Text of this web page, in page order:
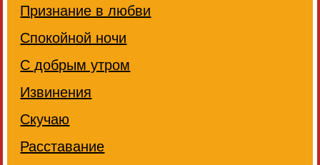
Признание в любви
Спокойной ночи
С добрым утром
Извинения
Скучаю
Расставание